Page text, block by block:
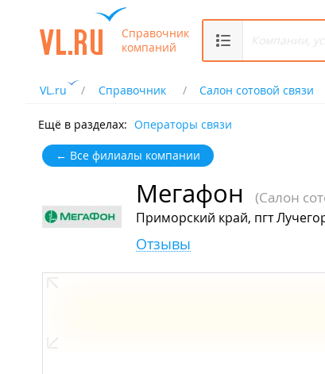
Справочник
компаний
VL.ru Справочник Салон сотовой связи
Ещё в разделах: Операторы связи
← Все филиалы компании
Мегафон (Салон
Приморский край, пгт
Отзывы